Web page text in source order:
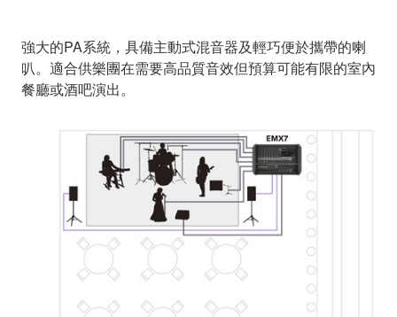
強大的PA系統，具備主動式混音器及輕巧便於攜帶的喇
叭。適合供樂團在需要高品質音效但預算可能有限的室內
餐廳或酒吧演出。